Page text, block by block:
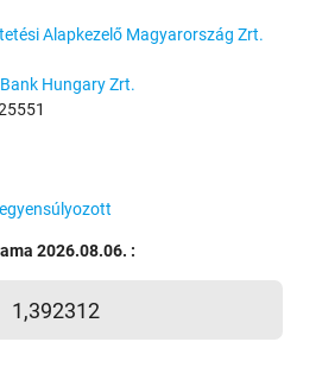
Alapkezelő Magyarország Zrt.
Hungary Zrt.
2026.08.06. :
1,392312